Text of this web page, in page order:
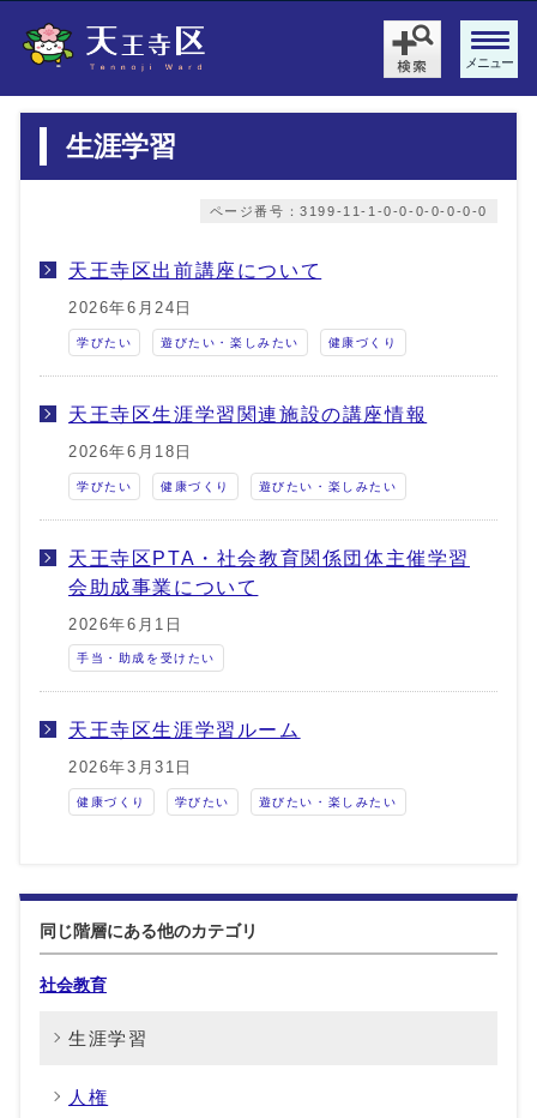
メニュー
生涯学習
ページ番号：3199-11-1-0-0-0-0-0-0-0
天王寺区出前講座について
2026年6月24日
学びたい 遊びたい・楽しみたい 健康づくり
天王寺区生涯学習関連施設の講座情報
2026年6月18日
学びたい 健康づくり 遊びたい・楽しみたい
天王寺区PTA・社会教育関係団体主催学習
会助成事業について
2026年6月1日
手当・助成を受けたい
天王寺区生涯学習ルーム
2026年3月31日
健康づくり 学びたい 遊びたい・楽しみたい
同じ階層にある他のカテゴリ
社会教育
生涯学習
人権